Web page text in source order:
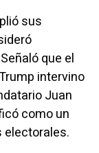
sus
que el
intervino
Juan
como un
electorales.